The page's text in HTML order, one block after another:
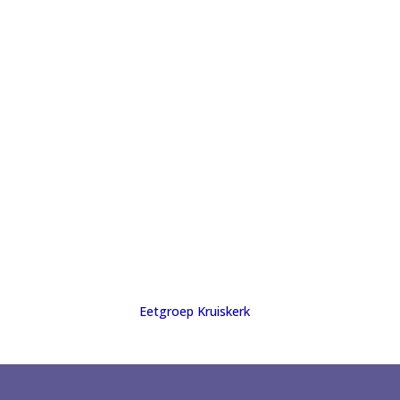
Eetgroep Kruiskerk